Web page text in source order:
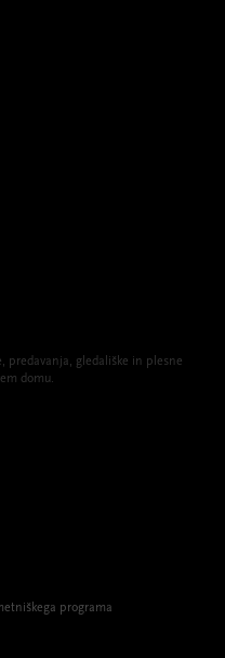
predavanja, gledališke in plesne
domu.
programa